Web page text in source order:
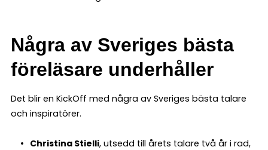
Några av Sveriges bästa
föreläsare underhåller
Det blir en KickOff med några av Sveriges bästa talare
och inspiratörer.
Christina Stielli, utsedd till årets talare två år i rad,